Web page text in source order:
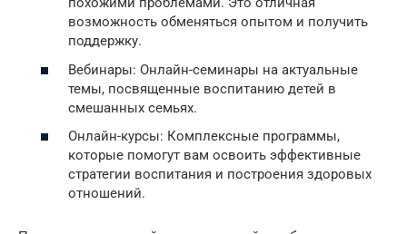
возможность обменяться опытом и получить
поддержку.
Вебинары: Онлайн-семинары на актуальные
темы, посвященные воспитанию детей в
смешанных семьях.
Онлайн-курсы: Комплексные программы,
которые помогут вам освоить эффективные
стратегии воспитания и построения здоровых
отношений.